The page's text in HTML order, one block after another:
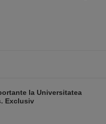
la Universitatea
Exclusiv